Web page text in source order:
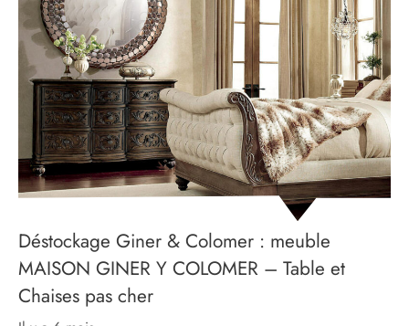
Déstockage Giner & Colomer : meuble
MAISON GINER Y COLOMER – Table et
Chaises pas cher